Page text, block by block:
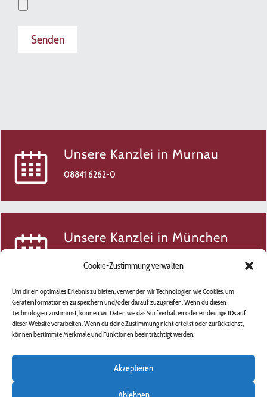
Cookie-Zustimmung verwalten
Um dir ein optimales Erlebnis zu bieten, verwenden wir Technologien wie Cookies, um
Geräteinformationen zu speichern und/oder darauf zuzugreifen. Wenn du diesen
Technologien zustimmst, können wir Daten wie das Surfverhalten oder eindeutige IDs auf
dieser Website verarbeiten. Wenn du deine Zustimmung nicht erteilst oder zurückziehst,
können bestimmte Merkmale und Funktionen beeinträchtigt werden.
Akzeptieren
Unsere Kanzlei in Murnau
08841 6262-0
Unsere Kanzlei in München
E-Mail